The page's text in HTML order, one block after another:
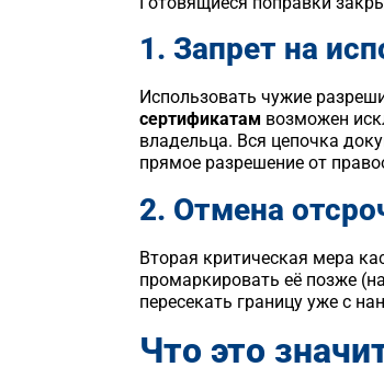
1. Запрет на
Использовать чужие
сертификатам возможен
владельца. Вся цепочка
прямое разрешение от
2. Отмена
Вторая критическая мера
промаркировать её позже
пересекать границу уже с
Что это